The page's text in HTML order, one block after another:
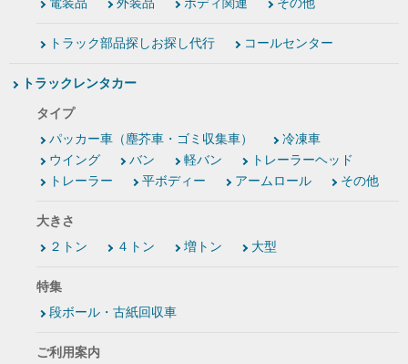
電装品
外装品 ボディ関連 その他
トラック部品探しお探し代行 コールセンター
トラックレンタカー
タイプ
パッカー車（塵芥車・ゴミ収集車）
冷凍車
ウイング
バン 軽バン
トレーラーヘッド
トレーラー
平ボディー アームロール その他
大きさ
２トン
４トン 増トン 大型
特集
段ボール・古紙回収車
ご利用案内